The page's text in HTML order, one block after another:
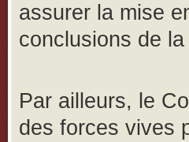
assurer la mise
conclusions de
Par ailleurs, le
des forces vives